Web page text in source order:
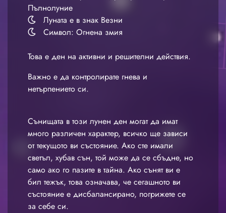
Пълнолуние
Луната е в знак Везни
Символ: Огнена змия
Това е ден на активни и решителни действия.
Важно е да контролирате гнева и
нетърпението си.
Сънищата в този лунен ден могат да имат
много различен характер, всичко ще зависи
от текущото ви състояние. Ако сте имали
светъл, хубав сън, той може да се сбъдне, но
само ако го пазите в тайна. Ако сънят ви е
бил тежък, това означава, че сегашното ви
състояние е дисбалансирано, погрижете се
за себе си.